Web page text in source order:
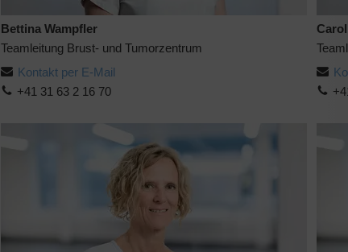
Bettina Wampfler
Teamleitung Brust- und Tumorzentrum
Kontakt per E-Mail
+41 31 63 2 16 70